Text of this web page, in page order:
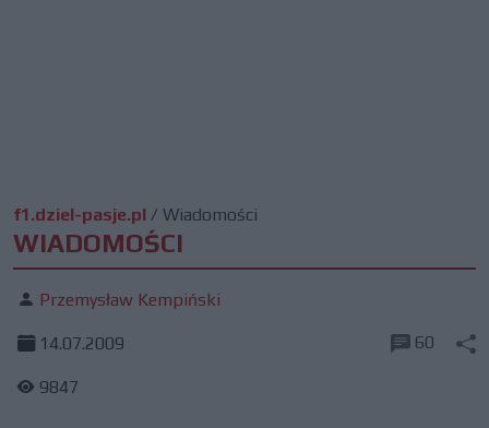
f1.dziel-pasje.pl / Wiadomości
WIADOMOŚCI
Przemysław Kempiński
14.07.2009
9847
60